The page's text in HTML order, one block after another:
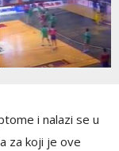
i nalazi se u
za koji je ove